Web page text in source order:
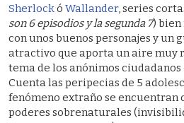
Sherlockó Wallander, series
son 6 episodios y la segunda 7)
con unos buenos personajes y un
atractivo que aporta un aire muy
tema de los anónimos
Cuenta las peripecias de 5
fenómeno extraño se encuentran
poderes sobrenaturales